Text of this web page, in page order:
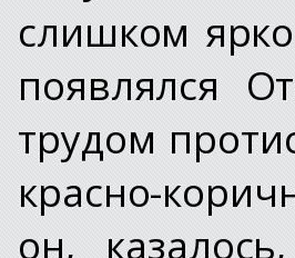
слишком
появлялся
трудом
красно-
он,